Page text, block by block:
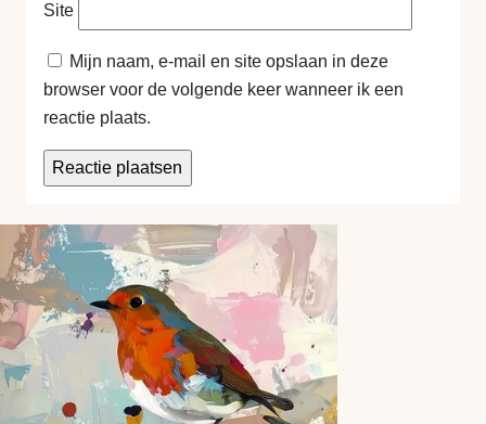
Site
Mijn naam, e-mail en site opslaan in deze
browser voor de volgende keer wanneer ik een
reactie plaats.